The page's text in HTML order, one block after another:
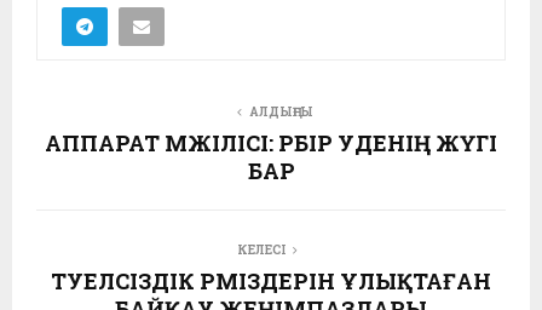
АЛДЫҢҒЫ
АППАРАТ МӘЖІЛІСІ: ӘРБІР УӘДЕНІҢ ЖҮГІ
БАР
КЕЛЕСІ
ТӘУЕЛСІЗДІК РӘМІЗДЕРІН ҰЛЫҚТАҒАН